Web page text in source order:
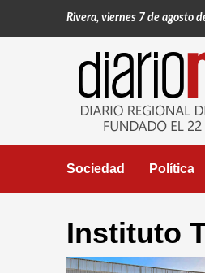
Rivera, viernes 7 de agosto
Sociedad Política
Instituto